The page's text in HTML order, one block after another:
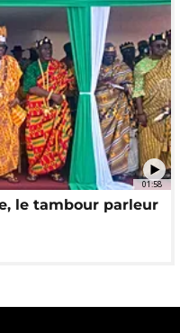
01:58
le tambour parleur